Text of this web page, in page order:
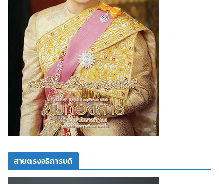
สายตรงอธิการบดี